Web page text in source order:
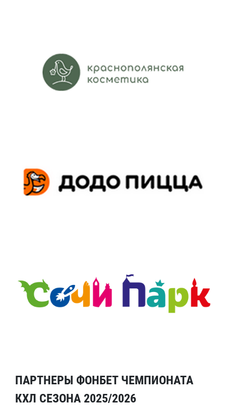
ПАРТНЕРЫ ФОНБЕТ ЧЕМПИОНАТА
КХЛ СЕЗОНА 2025/2026